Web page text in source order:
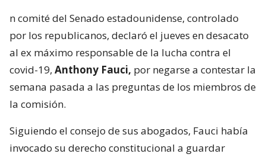
n comité del Senado estadounidense, controlado
por los republicanos, declaró el jueves en desacato
al ex máximo responsable de la lucha contra el
covid-19, Anthony Fauci, por negarse a contestar la
semana pasada a las preguntas de los miembros de
la comisión.
Siguiendo el consejo de sus abogados, Fauci había
invocado su derecho constitucional a guardar